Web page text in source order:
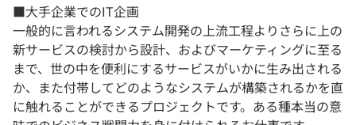
■大手企業でのIT企画
一般的に言われるシステム開発の上流工程よりさらに上の
新サービスの検討から設計、およびマーケティングに至る
まで、世の中を便利にするサービスがいかに生み出される
か、また付帯してどのようなシステムが構築されるかを直
に触れることができるプロジェクトです。ある種本当の意